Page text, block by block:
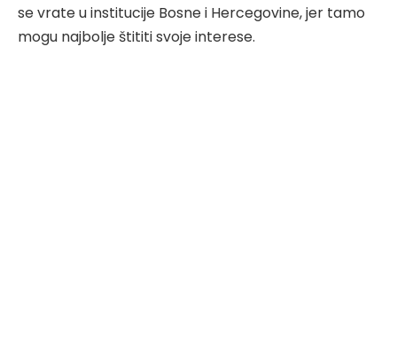
se vrate u institucije Bosne i Hercegovine, jer tamo
mogu najbolje štititi svoje interese.